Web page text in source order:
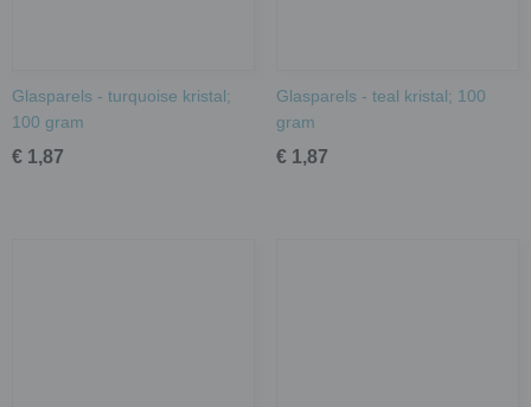
Glasparels - turquoise kristal;
100 gram
€ 1,87
Glasparels - teal kristal; 100
gram
€ 1,87